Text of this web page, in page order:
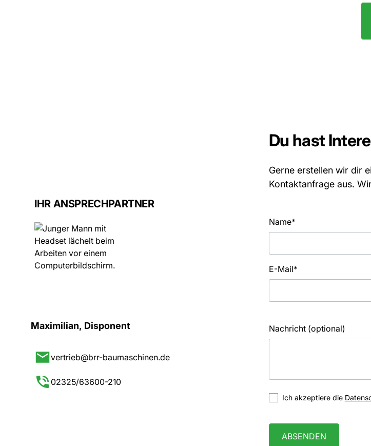
IHR ANSPRECHPARTNER
Maximilian, Disponent
vertrieb@brr-baumaschinen.de
02325/63600-210
Du hast
Gerne erstellen wir dir
Kontaktanfrage aus.
Name*
E-Mail*
Nachricht (optional)
Ich akzeptiere die